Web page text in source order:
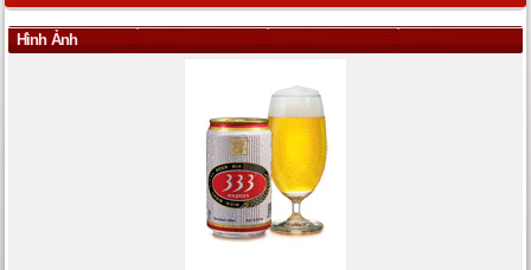
Hình Ảnh